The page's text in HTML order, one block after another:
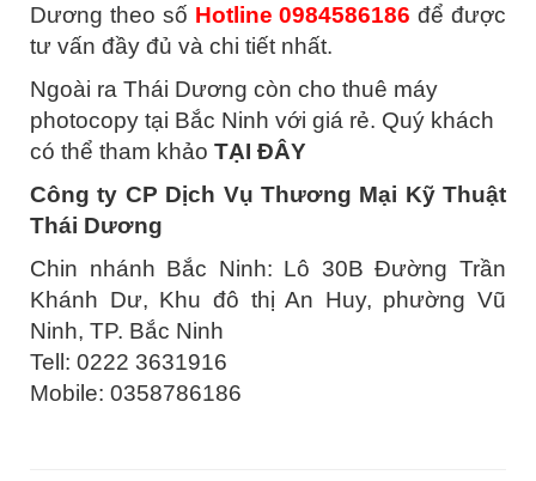
Dương theo số Hotline 0984586186 để được
tư vấn đầy đủ và chi tiết nhất.
Ngoài ra Thái Dương còn cho thuê máy
photocopy tại Bắc Ninh với giá rẻ. Quý khách
có thể tham khảo TẠI ĐÂY
Công ty CP Dịch Vụ Thương Mại Kỹ Thuật
Thái Dương
Chin nhánh Bắc Ninh: Lô 30B Đường Trần
Khánh Dư, Khu đô thị An Huy, phường Vũ
Ninh, TP. Bắc Ninh
Tell: 0222 3631916
Mobile: 0358786186